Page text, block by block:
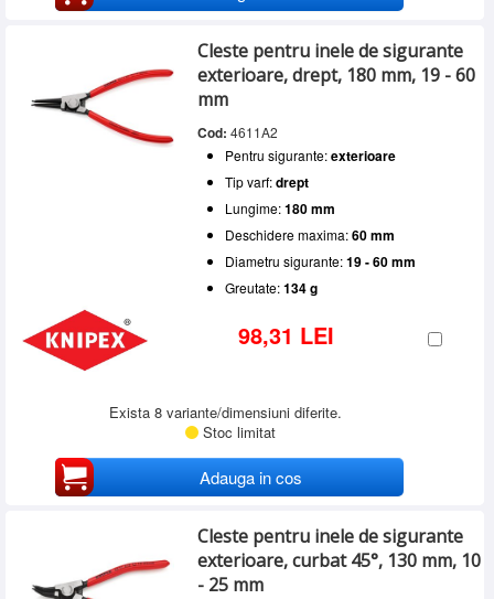
Cleste pentru inele de sigurante
exterioare, drept, 180 mm, 19 - 60
mm
Cod: 4611A2
Pentru sigurante:exterioare
Tip varf:drept
Lungime:180 mm
Deschidere maxima:60 mm
Diametru sigurante:19 - 60 mm
Greutate:134 g
98,31 LEI
Exista 8 variante/dimensiuni diferite.
Stoc limitat
Adauga in cos
Cleste pentru inele de sigurante
exterioare, curbat 45°, 130 mm, 10
- 25 mm